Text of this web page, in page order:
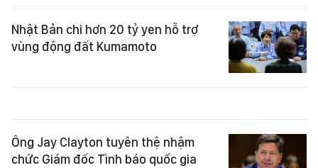
Nhật Bản chi hơn 20 tỷ yen hỗ trợ
vùng động đất Kumamoto
Ông Jay Clayton tuyên thệ nhậm
chức Giám đốc Tình báo quốc gia